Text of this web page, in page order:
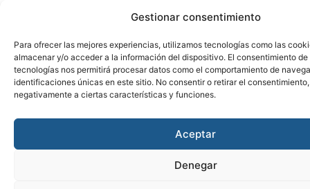
Gestionar consentimiento
Para ofrecer las mejores experiencias, utilizamos tecnologías como las
almacenar y/o acceder a la información del dispositivo. El consentimiento de
tecnologías nos permitirá procesar datos como el comportamiento de
identificaciones únicas en este sitio. No consentir o retirar el
negativamente a ciertas características y funciones.
Aceptar
Denegar